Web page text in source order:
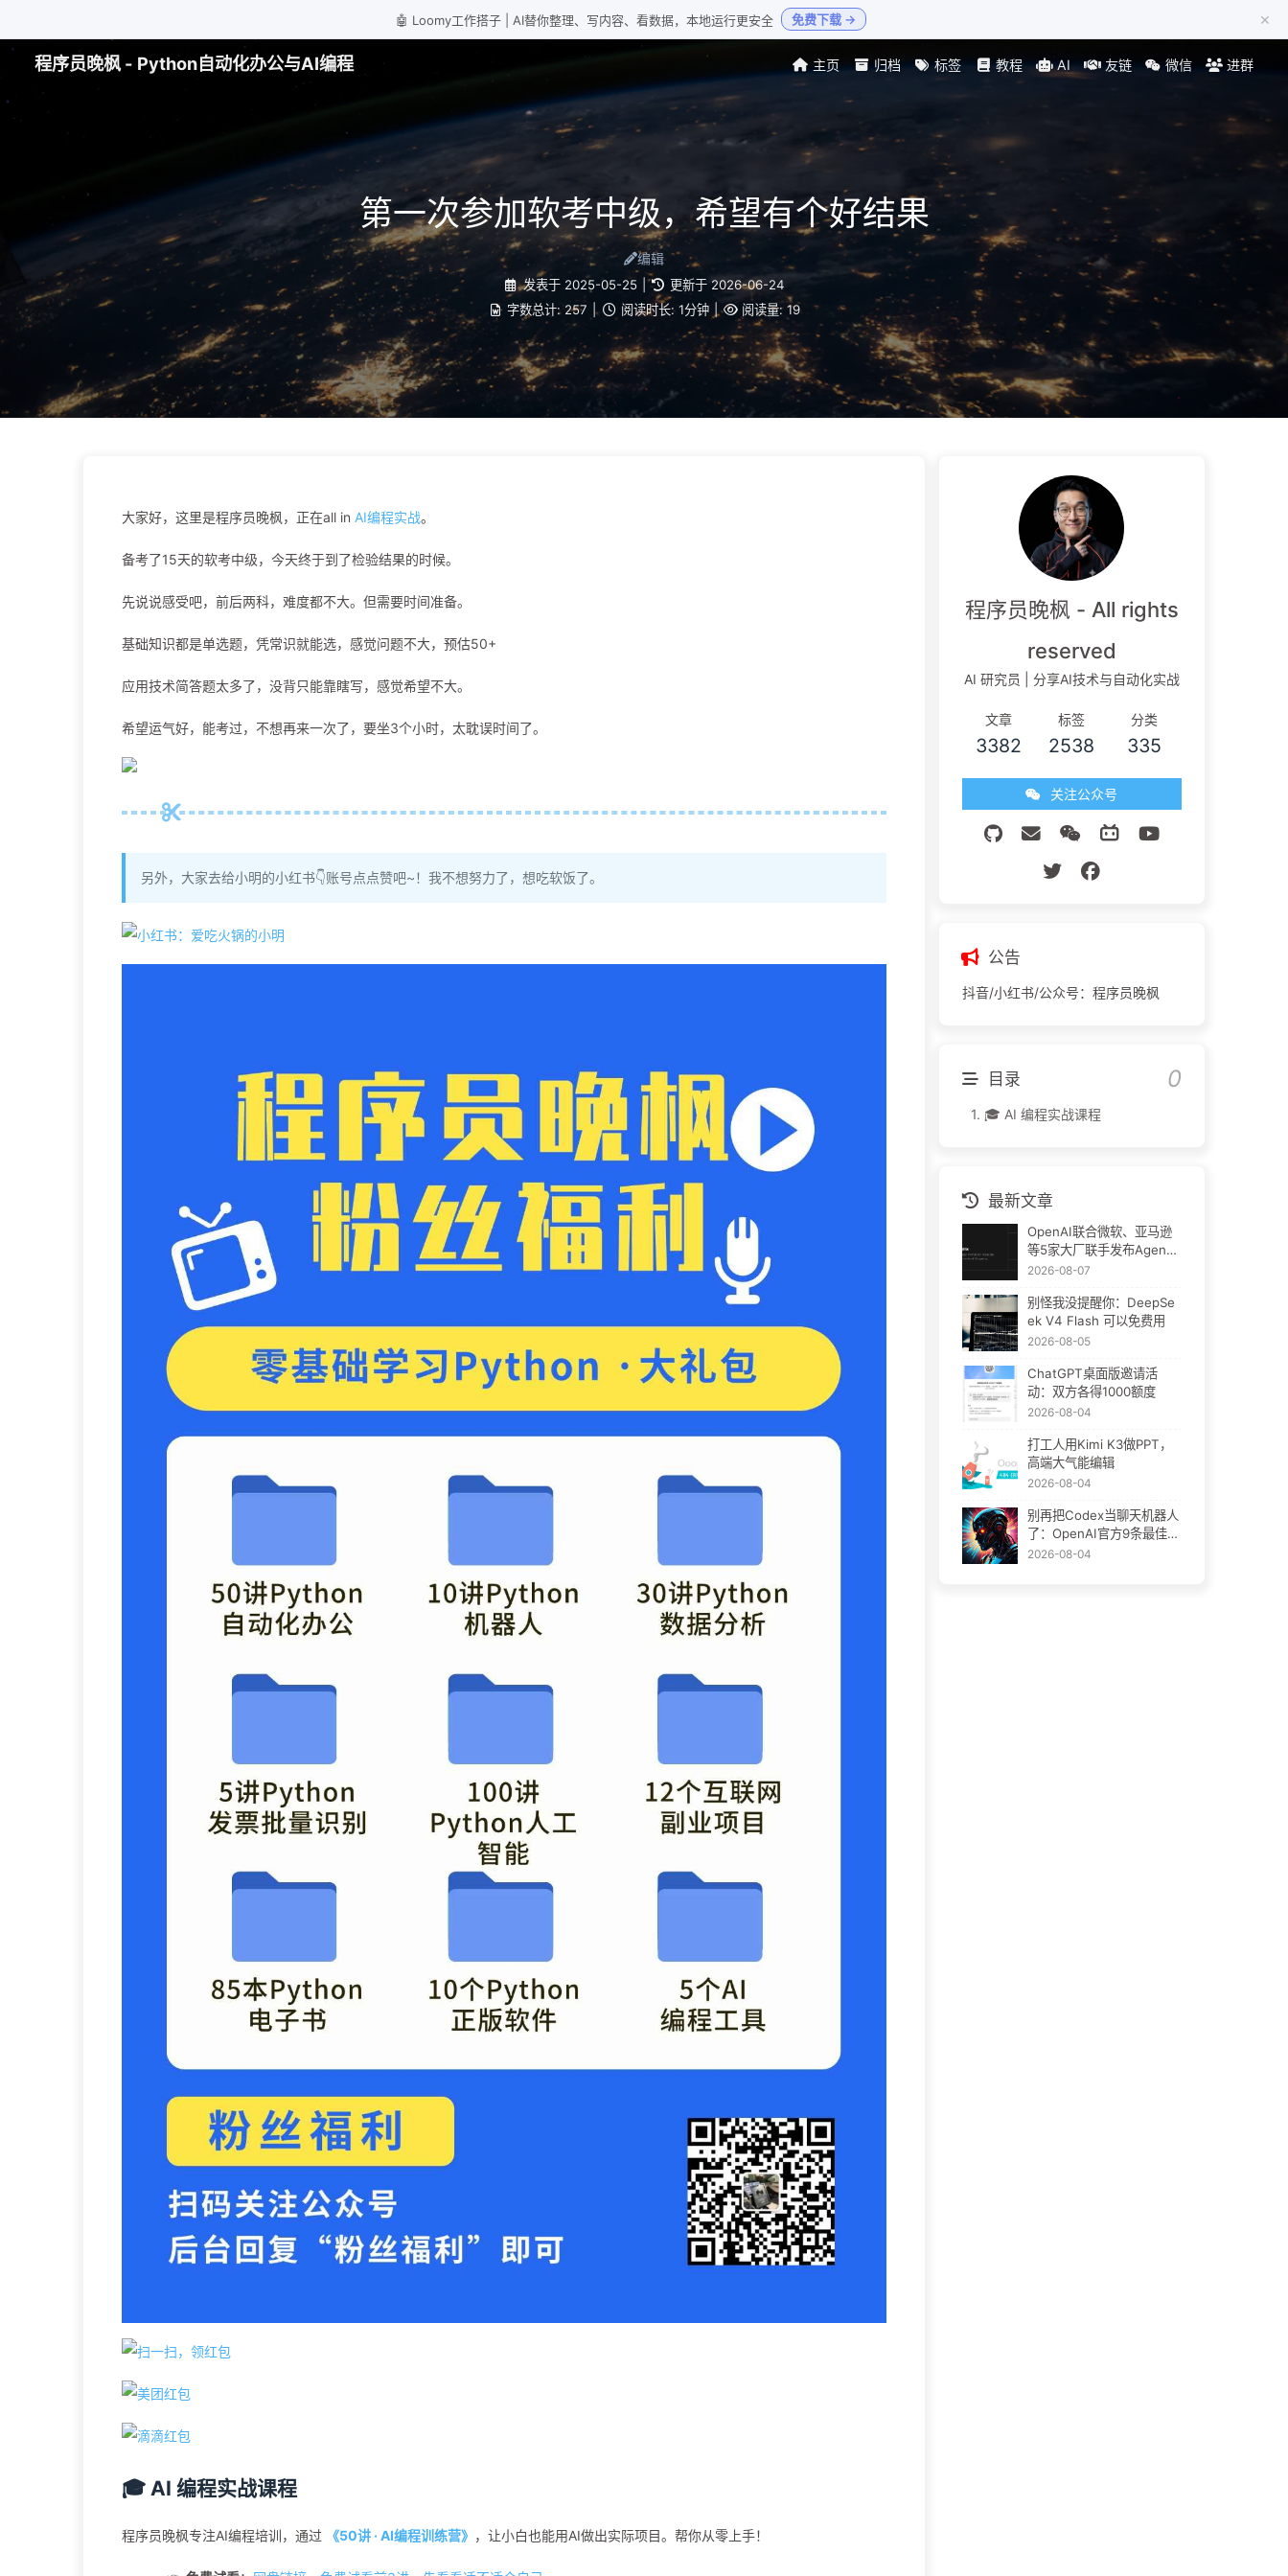
🤖 Loomy工作搭子 | AI替你整理、写内容、看数据，本地运行更安全 免费下载 → ×
程序员晚枫 - Python自动化办公与AI编程 主页 归档 标签 教程 AI 友链 微信 进群
第一次参加软考中级，希望有个好结果
编辑
发表于 2025-05-25 更新于 2026-06-24
字数总计: 257 | 阅读时长: 1分钟 阅读量: 19
大家好，这里是程序员晚枫，正在all in AI编程实战。
备考了15天的软考中级，今天终于到了检验结果的时候。
先说说感受吧，前后两科，难度都不大。但需要时间准备。
基础知识都是单选题，凭常识就能选，感觉问题不大，预估50+
应用技术简答题太多了，没背只能靠瞎写，感觉希望不大。
希望运气好，能考过，不想再来一次了，要坐3个小时，太耽误时间了。
另外，大家去给小明的小红书👇账号点点赞吧~！我不想努力了，想吃软饭了。
🎓 AI 编程实战课程
程序员晚枫专注AI编程培训，通过 《50讲 · AI编程训练营》 ，让小白也能用AI做出实际项目。帮你从零上手！
程序员晚枫 - All rights
reserved
AI 研究员 | 分享AI技术与自动化实战
文章
3382
标签
2538
分类
335
关注公众号
公告
抖音/小红书/公众号：程序员晚枫
目录
1. 🎓 AI 编程实战课程
最新文章
OpenAI联合微软、亚马逊
等5家大厂联手发布Agent
Plugins：AI插件终于要统
2026-08-07
别怪我没提醒你：DeepSe
ek V4 Flash 可以免费用
2026-08-05
ChatGPT桌面版邀请活
动：双方各得1000额度
2026-08-04
打工人用Kimi K3做PPT，
高端大气能编辑
2026-08-04
别再把Codex当聊天机器人
了：OpenAI官方9条最佳实
践
2026-08-04